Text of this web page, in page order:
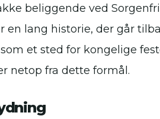
beliggende ved
en lang historie, der går
et sted for kongelige
netop fra dette formål.